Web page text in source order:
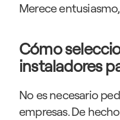
Merece
Cómo
instaladores
No es necesario
empresas. De